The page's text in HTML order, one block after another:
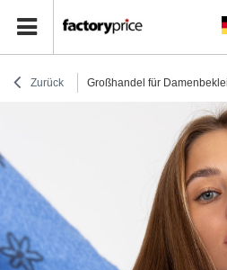
Zurück Großhandel für